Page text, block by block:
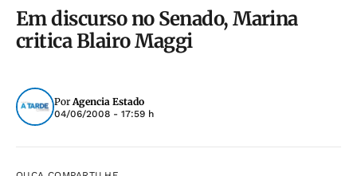
Em discurso no Senado, Marina
critica Blairo Maggi
PorAgencia Estado
04/06/2008 - 17:59 h